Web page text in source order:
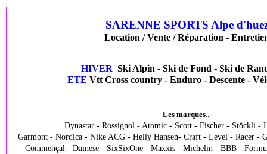
SARENNE SPORTS Alpe
Location / Vente / Réparation -
HIVER Ski Alpin - Ski de Fond - Ski de
ETE Vtt Cross country - Enduro - Descente -
Les marques
Dynastar - Rossignol - Atomic - Scott - Fischer - Stöckli -
Garmont - Nordica - Nike ACG - Helly Hansen- Craft - Level - Racer -
Commençal - Dainese - SixSixOne - Maxxis - Michelin - BBB -